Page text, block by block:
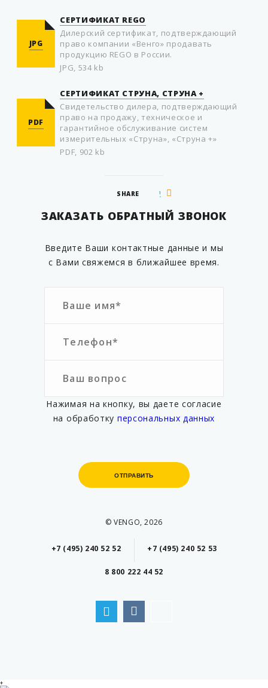
JPG
СЕРТИФИКАТ REGO
Дилерский сертификат, подтверждающий
право компании «Венго» продавать
продукцию REGO в России.
JPG, 534 kb
PDF
СЕРТИФИКАТ СТРУНА, СТРУНА +
Свидетельство дилера, подтверждающий
право на продажу, техническое и
гарантийное обслуживание систем
измерительных «Струна», «Струна +»
PDF, 902 kb
SHARE
ЗАКАЗАТЬ ОБРАТНЫЙ ЗВОНОК
Введите Ваши контактные данные и мы
с Вами свяжемся в ближайшее время.
Нажимая на кнопку, вы даете согласие
на обработку персональных данных
ОТПРАВИТЬ
ОТПРАВИТЬ
© VENGO, 2026
+7 (495) 240 52 52 +7 (495) 240 52 53
8 800 222 44 52
+